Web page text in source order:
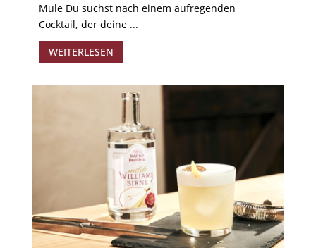
Mule Du suchst nach einem aufregenden
Cocktail, der deine ...
WEITERLESEN